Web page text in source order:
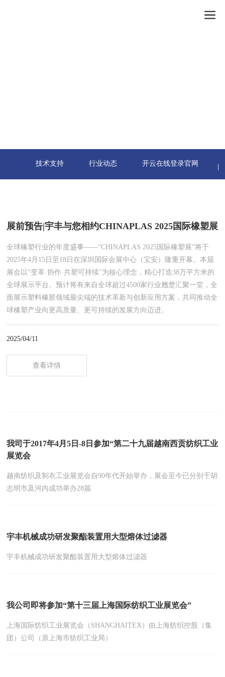
技术支持 行业动态 开云在线登录官网
展前预告|宇丰与您相约CHINAPLAS 2025国际橡塑展
全球橡塑行业的年度盛事——“CHINAPLAS 2025国际橡塑展”将于
2025年4月15日至18日在深圳国际会展中心（宝安）隆重开幕。本届
展会以“变革·协作·共塑可持续”为核心理念，精心打造38万平方米的
全球展示平台。预计将有来自全球超过4500家行业翘楚汇聚一堂，全
面展示塑料橡胶领域最尖端的技术革新与创新应用方案，共同推动全
球橡塑产业向更高质量、更可持续的发展方向迈进。
2025/04/11
查看详情
我司于2017年4月5日-8日参加“第二十九届越南西贡纺织工业
展览会
越南纺织及制衣工业展览会自90年代开始举办，展会至今已分别于胡
志明市及河内成功举办28届
宇丰机械成功研发聚酯装置用大型熔体过滤器
宇丰机械成功研发聚酯装置用大型熔体过滤器
我公司即将参加“第十三届上海国际纺织工业展览会”
上海国际纺织工业展览会（SHANGHAITEX）由上海纺织控股（集
团）公司（原上海市纺织工业局）